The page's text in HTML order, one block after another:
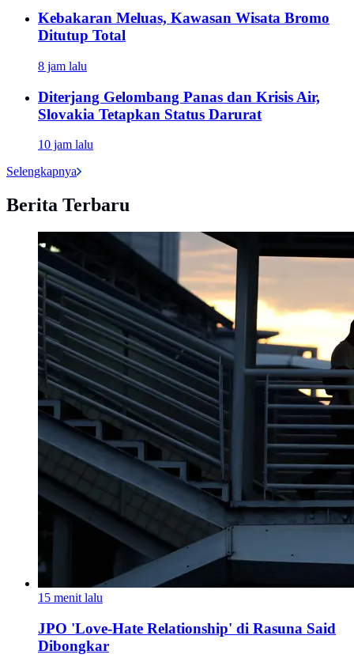
Kebakaran Meluas, Kawasan Wisata Bromo
Ditutup Total
8 jam lalu
Diterjang Gelombang Panas dan Krisis Air,
Slovakia Tetapkan Status Darurat
10 jam lalu
Selengkapnya
Berita Terbaru
15 menit lalu
JPO 'Love-Hate Relationship' di Rasuna Said
Dibongkar